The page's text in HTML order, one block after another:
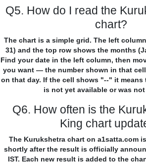
Q5. How do I read the
chart?
The chart is a simple grid. The left
31) and the top row shows the months
Find your date in the left column, then
you want — the number shown in that
on that day. If the cell shows "--" it
is not yet available or was
Q6. How often is the
King chart
The Kurukshetra chart on a1satta.com
shortly after the result is officially
IST. Each new result is added to the